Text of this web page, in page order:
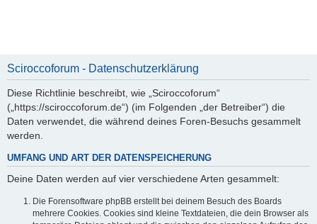
Sciroccoforum - Datenschutzerklärung
Diese Richtlinie beschreibt, wie „Sciroccoforum“
(„https://sciroccoforum.de“) (im Folgenden „der Betreiber“) die
Daten verwendet, die während deines Foren-Besuchs gesammelt
werden.
UMFANG UND ART DER DATENSPEICHERUNG
Deine Daten werden auf vier verschiedene Arten gesammelt:
Die Forensoftware phpBB erstellt bei deinem Besuch des Boards
mehrere Cookies. Cookies sind kleine Textdateien, die dein Browser als